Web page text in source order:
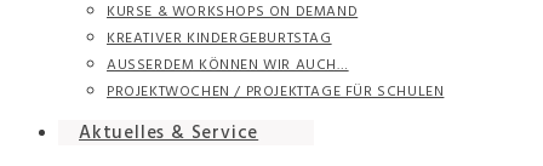
KURSE & WORKSHOPS ON DEMAND
KREATIVER KINDERGEBURTSTAG
AUSSERDEM KÖNNEN WIR AUCH…
PROJEKTWOCHEN / PROJEKTTAGE FÜR SCHULEN
Aktuelles & Service